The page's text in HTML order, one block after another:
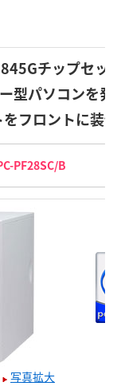
チップセッ
型パソコンを発
フロントに装
PF28SC/B
写真拡大